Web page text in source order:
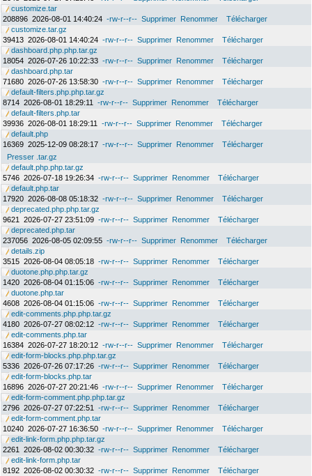
customize.tar
208896 2026-08-01 14:40:24 -rw-r--r-- Supprimer Renommer
Télécharger
customize.tar.gz
39413 2026-08-01 14:40:24 -rw-r--r-- Supprimer Renommer
Télécharger
dashboard.php.php.tar.gz
18054 2026-07-26 10:22:33 -rw-r--r-- Supprimer Renommer
Télécharger
dashboard.php.tar
71680 2026-07-26 13:58:30 -rw-r--r-- Supprimer Renommer
Télécharger
default-filters.php.php.tar.gz
8714 2026-08-01 18:29:11 -rw-r--r-- Supprimer Renommer
Télécharger
default-filters.php.tar
39936 2026-08-01 18:29:11 -rw-r--r-- Supprimer Renommer
Télécharger
default.php
16369 2025-12-09 08:28:17 -rw-r--r-- Supprimer Renommer
Télécharger
Presser .tar.gz
default.php.php.tar.gz
5746 2026-07-18 19:26:34 -rw-r--r-- Supprimer Renommer
Télécharger
default.php.tar
17920 2026-08-08 05:18:32 -rw-r--r-- Supprimer Renommer
Télécharger
deprecated.php.php.tar.gz
9621
2026-07-27 23:51:09 -rw-r--r-- Supprimer Renommer
Télécharger
deprecated.php.tar
237056 2026-08-05 02:09:55 -rw-r--r-- Supprimer Renommer
Télécharger
details.zip
3515 2026-08-04 08:05:18 -rw-r--r-- Supprimer Renommer
Télécharger
duotone.php.php.tar.gz
1420 2026-08-04 01:15:06 -rw-r--r-- Supprimer Renommer
Télécharger
duotone.php.tar
4608 2026-08-04 01:15:06 -rw-r--r-- Supprimer Renommer
Télécharger
edit-comments.php.php.tar.gz
4180 2026-07-27 08:02:12 -rw-r--r-- Supprimer Renommer
Télécharger
edit-comments.php.tar
16384 2026-07-27 18:20:12 -rw-r--r-- Supprimer Renommer
Télécharger
edit-form-blocks.php.php.tar.gz
5336 2026-07-26 07:17:26 -rw-r--r-- Supprimer Renommer
Télécharger
edit-form-blocks.php.tar
16896 2026-07-27 20:21:46 -rw-r--r-- Supprimer Renommer
Télécharger
edit-form-comment.php.php.tar.gz
2796 2026-07-27 07:22:51 -rw-r--r-- Supprimer Renommer
Télécharger
edit-form-comment.php.tar
10240 2026-07-27 16:36:50 -rw-r--r-- Supprimer Renommer
Télécharger
edit-link-form.php.php.tar.gz
2261
2026-08-02 00:30:32 -rw-r--r-- Supprimer Renommer
Télécharger
edit-link-form.php.tar
8192 2026-08-02 00:30:32 -rw-r--r-- Supprimer Renommer
Télécharger